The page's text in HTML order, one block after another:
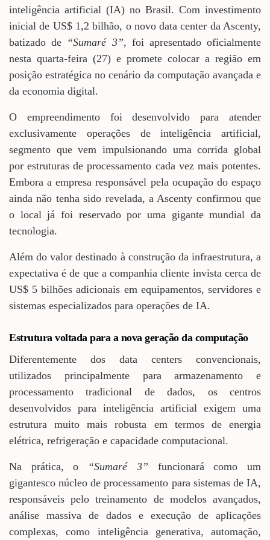
inteligência artificial (IA) no Brasil. Com investimento
inicial de US$ 1,2 bilhão, o novo data center da Ascenty,
batizado de “Sumaré 3”, foi apresentado oficialmente
nesta quarta-feira (27) e promete colocar a região em
posição estratégica no cenário da computação avançada e
da economia digital.
O empreendimento foi desenvolvido para atender
exclusivamente operações de inteligência artificial,
segmento que vem impulsionando uma corrida global
por estruturas de processamento cada vez mais potentes.
Embora a empresa responsável pela ocupação do espaço
ainda não tenha sido revelada, a Ascenty confirmou que
o local já foi reservado por uma gigante mundial da
tecnologia.
Além do valor destinado à construção da infraestrutura, a
expectativa é de que a companhia cliente invista cerca de
US$ 5 bilhões adicionais em equipamentos, servidores e
sistemas especializados para operações de IA.
Estrutura voltada para a nova geração da computação
Diferentemente dos data centers convencionais,
utilizados principalmente para armazenamento e
processamento tradicional de dados, os centros
desenvolvidos para inteligência artificial exigem uma
estrutura muito mais robusta em termos de energia
elétrica, refrigeração e capacidade computacional.
Na prática, o “Sumaré 3” funcionará como um
gigantesco núcleo de processamento para sistemas de IA,
responsáveis pelo treinamento de modelos avançados,
análise massiva de dados e execução de aplicações
complexas, como inteligência generativa, automação,